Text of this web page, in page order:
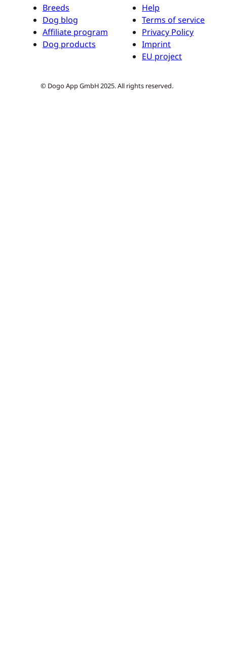
Breeds
Dog blog
Affiliate program
Dog products
Help
Terms of service
Privacy Policy
Imprint
EU project
© Dogo App GmbH 2025. All rights reserved.